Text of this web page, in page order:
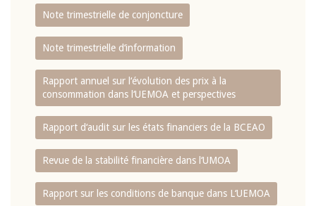
Note trimestrielle de conjoncture
Note trimestrielle d‘information
Rapport annuel sur l‘évolution des prix à la
consommation dans l‘UEMOA et perspectives
Rapport d‘audit sur les états financiers de la BCEAO
Revue de la stabilité financière dans l‘UMOA
Rapport sur les conditions de banque dans L‘UEMOA